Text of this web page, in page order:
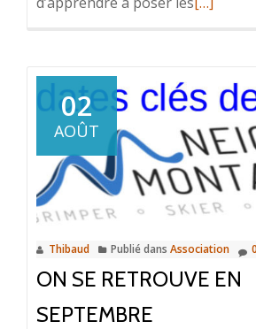
–
Arête
rocheuse
dans
les
cerces
02
AOÛT
Thibaud Publié dans Association
ON SE RETROUVE EN
SEPTEMBRE